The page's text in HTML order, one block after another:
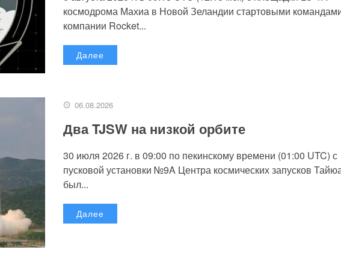
космодрома Махиа в Новой Зеландии стартовыми
компании Rocket...
Далее
06.08.2026
Два TJSW на низкой орбите
30 июля 2026 г. в 09:00 по пекинскому времени (01:00 UTC) с
пусковой установки №9A Центра космических запусков
был...
Далее